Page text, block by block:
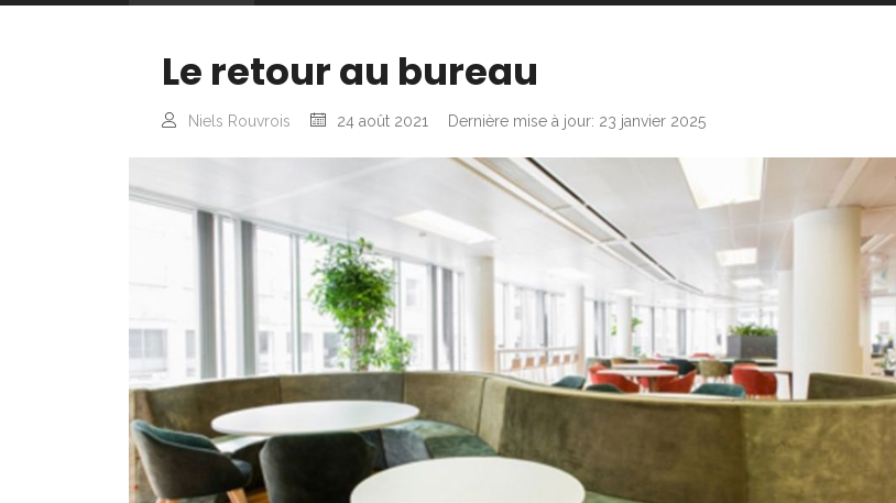
Le retour au bureau
Niels Rouvrois 24 août 2021 Dernière mise à jour: 23 janvier 2025